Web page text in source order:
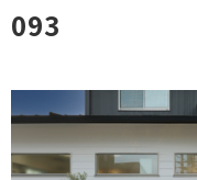
093